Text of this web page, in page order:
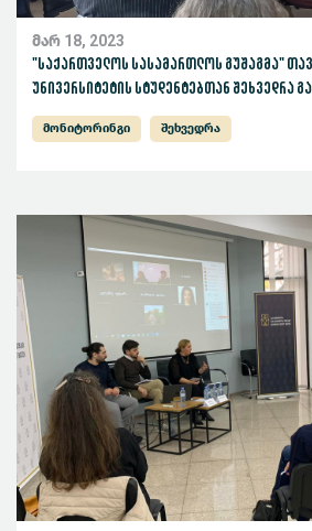
მარ 18, 2023
"საქართველოს სასამართლოს გუშაგმა"
უნივერსიტეტის სტუდენტებთან შეხვედრა
მონიტორინგი შეხვედრა